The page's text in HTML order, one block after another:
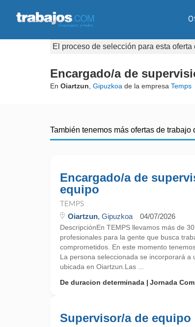
El proceso de selección para esta
Encargado/a de
En Oiartzun Gipuzkoa de la empresa Temps
También tenemos más ofertas de trabajo
Encargado/a de
equipo
TEMPS
Oiartzun, Gipuzkoa 04/07/2026
DescripciónEn TEMPS llevamos más de
profesionales para la gente que busca
comprometidos. En este momento
La persona seleccionada se incorporará
ubicada en Oiartzun.Las ...
De duracion determinada
Jornada
Supervisor/a de equipo